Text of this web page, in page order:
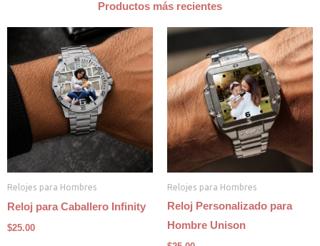
Productos más recientes
Relojes para Hombres
Reloj para Caballero Infinity
$25.00
Relojes para Hombres
Reloj Personalizado para
Hombre Unison